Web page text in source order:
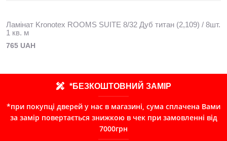
Ламінат Kronotex ROOMS SUITE 8/32 Дуб титан (2,109) / 8шт.
1 кв. м
765 UAH
*БЕЗКОШТОВНИЙ ЗАМІР
*при покупці дверей у нас в магазині, сума сплачена Вами
за замір повертається знижкою в чек при замовленні від
7000грн